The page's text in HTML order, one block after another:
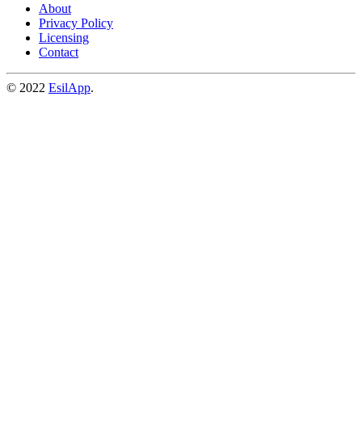
About
Privacy Policy
Licensing
Contact
© 2022 EsilApp.